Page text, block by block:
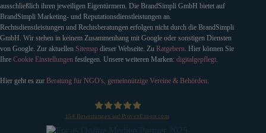
ausschließlich ihren jeweiligen Eigentürmern. Die BrandSimpli GmbH bietet auf
BrandSimpli Marketing- und Reputationsdienstleistungen an.
Rechtsdienstleistungen und Rechtsberatungen erfolgen nicht durch die BrandSimpli
GmbH. Wir stehen in keinem Zusammenhang mit Google oder sonstigen Diensten
von Google. Zur aktuellen Sitemap dieser Webseite. Zu Ratgebern . Hier können Sie
Ihre Cookie Einstellungen festlegen. Unsere weiteren Marken: digitalgepflegt
Hier geht es zur Beratung für NGO's, gemeinnützige Vereine & Behörden
154 Bewertungen auf ProvenExpert.com